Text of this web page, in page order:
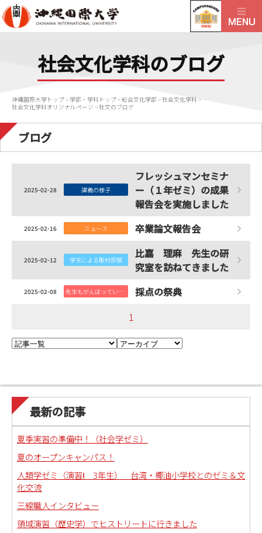
社会文化学科のブログ
沖縄国際大学トップ > 学部・学科トップ >総合文化学部 >社会文化学科 >
社会文化学科オリジナルページ >社文のブログ
ブログ
2025-02-28 講義の様子
フレッシュマンセミナ
ー（１年ゼミ）の成果
報告会を実施しました
2025-02-16 ニュース 卒業論文報告会
2025-02-12 学生による取材投稿
比嘉 理麻 先生の研
究室を訪ねてきました
2025-02-08 先生もがんばっています
採点の祭典
1
最新の記事
夏季実習の準備中！（社会学ゼミ）
夏のオープンキャンパス！
人類学ゼミ（演習Ⅰ 3年生） 台湾・椰油小学校とのゼミ＆文
化交流
三線職人インタビュー
領域演習（歴史学）でヒストリートに行きました